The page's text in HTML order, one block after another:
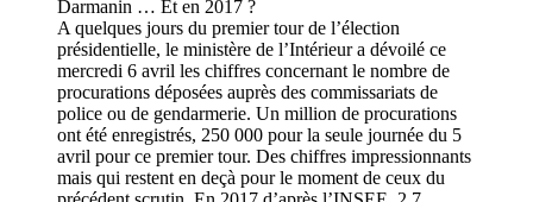
A quelques jours du premier tour de l’élection
présidentielle, le ministère de l’Intérieur a dévoilé ce
mercredi 6 avril les chiffres concernant le nombre de
procurations déposées auprès des commissariats de
police ou de gendarmerie. Un million de procurations
ont été enregistrés, 250 000 pour la seule journée du 5
avril pour ce premier tour. Des chiffres impressionnants
mais qui restent en deçà pour le moment de ceux du